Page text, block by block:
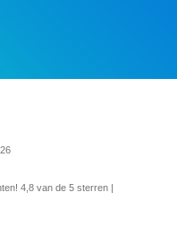
4,8 van de 5 sterren |